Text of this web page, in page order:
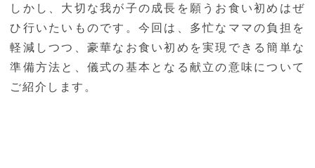
しかし、大切な我が子の成長を願うお食い初めはぜ
ひ行いたいものです。今回は、多忙なママの負担を
軽減しつつ、豪華なお食い初めを実現できる簡単な
準備方法と、儀式の基本となる献立の意味について
ご紹介します。